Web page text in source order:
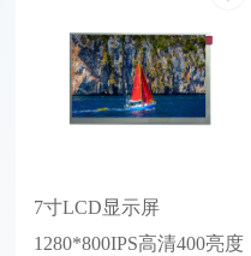
7寸LCD显示屏
1280*800IPS高清400亮度